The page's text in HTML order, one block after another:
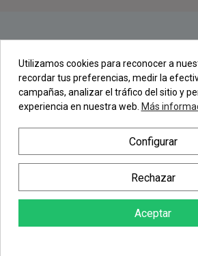
AÑADIR
Contacta con nosotros
Regístrate en nuestra Newsletter
Newsletter
Utilizamos cookies para reconocer a
recordar tus preferencias, medir la
campañas, analizar el tráfico del sitio y
experiencia en nuestra web. Más
Configurar
Rechazar
Aceptar